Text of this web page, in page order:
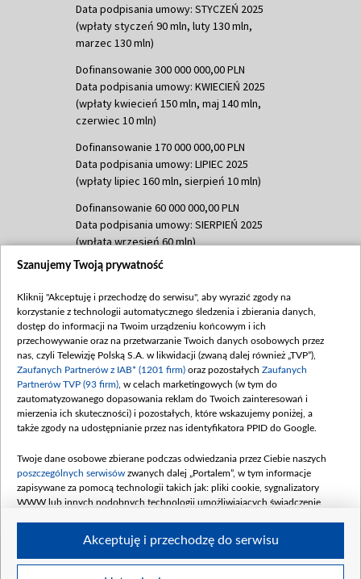
Data podpisania umowy: STYCZEŃ 2025
(wpłaty styczeń 90 mln, luty 130 mln,
marzec 130 mln)
Dofinansowanie 300 000 000,00 PLN
Data podpisania umowy: KWIECIEŃ 2025
(wpłaty kwiecień 150 mln, maj 140 mln,
czerwiec 10 mln)
Dofinansowanie 170 000 000,00 PLN
Data podpisania umowy: LIPIEC 2025
(wpłaty lipiec 160 mln, sierpień 10 mln)
Dofinansowanie 60 000 000,00 PLN
Data podpisania umowy: SIERPIEŃ 2025
(wpłata wrzesień 60 mln)
Dofinansowanie 635 783 051,21 PLN
(wpłata wrzesień 100 mln, październik 350
mln, listopad 265 mln)
Dofinansowanie 48 862 000,00 PLN
Data podpisania umowy: GRUDZIEŃ 2025
(wpłata grudzień 60,548 mln)
Dofinansowanie 900 000 000,00 PLN
Data podpisania umowy: LUTY 2026 (wpłata
kwiecień 180 mln, 7 maja 180 mln, 8
czerwca 90 mln)
Dofinansowanie 250 000 000,00 PLN
4 sierpnia 250 mln
Szanujemy Twoją prywatność
Kliknij "Akceptuję i przechodzę do serwisu", aby wyrazić zgody na
korzystanie z technologii automatycznego śledzenia i zbierania danych,
dostęp do informacji na Twoim urządzeniu końcowym i ich
przechowywanie oraz na przetwarzanie Twoich danych osobowych przez
nas, czyli Telewizję Polską S.A. w likwidacji (zwaną dalej również „TVP”),
Zaufanych Partnerów z IAB* (1201 firm) oraz pozostałych Zaufanych
Partnerów TVP (93 firm) , w celach marketingowych (w tym do
zautomatyzowanego dopasowania reklam do Twoich zainteresowań i
mierzenia ich skuteczności) i pozostałych, które wskazujemy poniżej, a
także zgody na udostępnianie przez nas identyfikatora PPID do Google.
Twoje dane osobowe zbierane podczas odwiedzania przez Ciebie naszych
poszczególnych serwisów zwanych dalej „Portalem”, w tym informacje
zapisywane za pomocą technologii takich jak: pliki cookie, sygnalizatory
WWW lub innych podobnych technologii umożliwiających świadczenie
Twoje dane osobowe zbierane podczas odwiedzania przez Ciebie
Akceptuję i przechodzę do serwisu